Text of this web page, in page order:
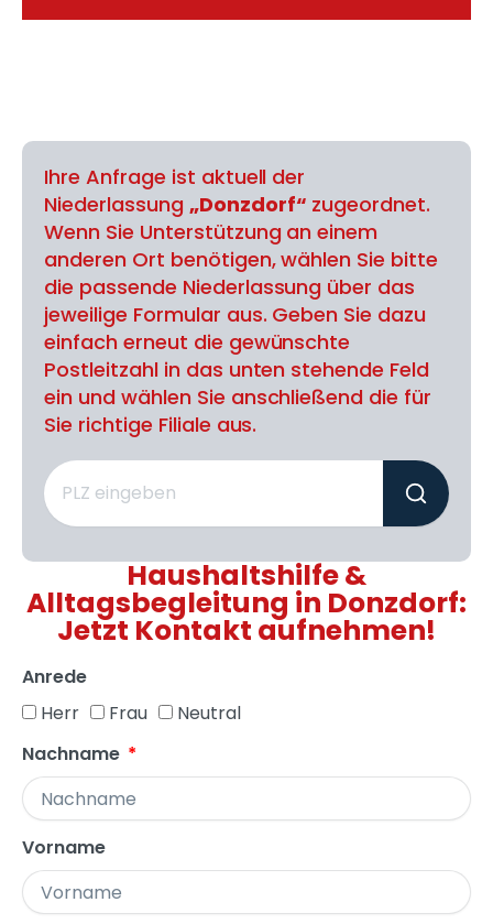
Ihre Anfrage ist aktuell der
Niederlassung „Donzdorf“ zugeordnet.
Wenn Sie Unterstützung an einem
anderen Ort benötigen, wählen Sie bitte
die passende Niederlassung über das
jeweilige Formular aus. Geben Sie dazu
einfach erneut die gewünschte
Postleitzahl in das unten stehende Feld
ein und wählen Sie anschließend die für
Sie richtige Filiale aus.
Haushaltshilfe &
Alltagsbegleitung in Donzdorf:
Jetzt Kontakt aufnehmen!
Anrede
Herr
Frau
Neutral
Nachname
Vorname